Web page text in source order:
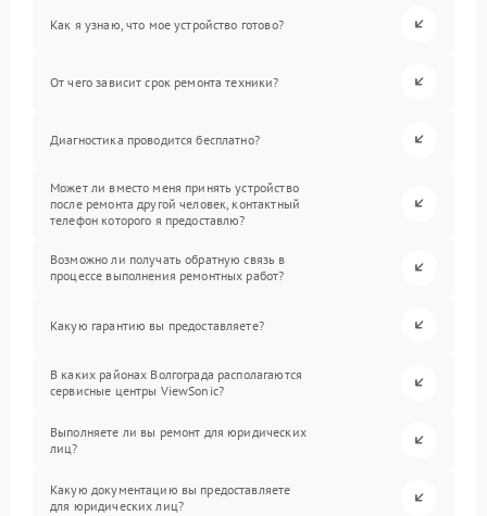
Как я узнаю, что мое устройство готово?
От чего зависит срок ремонта техники?
Диагностика проводится бесплатно?
Может ли вместо меня принять устройство
после ремонта другой человек, контактный
телефон которого я предоставлю?
Возможно ли получать обратную связь в
процессе выполнения ремонтных работ?
Какую гарантию вы предоставляете?
В каких районах Волгограда располагаются
сервисные центры ViewSonic?
Выполняете ли вы ремонт для юридических
лиц?
Какую документацию вы предоставляете
для юридических лиц?